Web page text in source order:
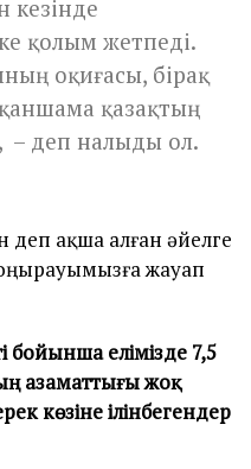
кезінде
қолым жетпеді.
оқиғасы, бірақ
қазақтың
– деп налыды ол.
деп ақша алған әйелге
жауап
бойынша елімізде 7,5
азаматтығы жоқ
көзіне ілінбегендер